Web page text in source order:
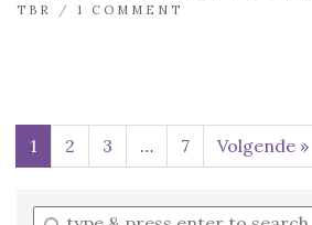
TBR
/ 1 COMMENT
1 2 3 … 7 Volgende »
Enter